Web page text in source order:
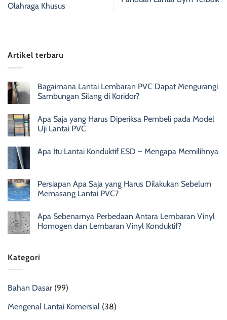
Olahraga Khusus
Artikel terbaru
Bagaimana Lantai Lembaran PVC Dapat Mengurangi
Sambungan Silang di Koridor?
Apa Saja yang Harus Diperiksa Pembeli pada Model
Uji Lantai PVC
Apa Itu Lantai Konduktif ESD – Mengapa Memilihnya
Persiapan Apa Saja yang Harus Dilakukan Sebelum
Memasang Lantai PVC?
Apa Sebenarnya Perbedaan Antara Lembaran Vinyl
Homogen dan Lembaran Vinyl Konduktif?
Kategori
Bahan Dasar (99)
Mengenal Lantai Komersial (38)